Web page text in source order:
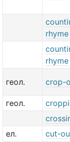
rhyme
rhyme
геол. crop-
геол.
ел.
cut-